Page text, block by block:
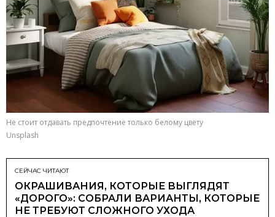
Не стоит отдавать предпочтение только белому цвету
Unsplash
СЕЙЧАС ЧИТАЮТ
ОКРАШИВАНИЯ, КОТОРЫЕ ВЫГЛЯДЯТ
«ДОРОГО»: СОБРАЛИ ВАРИАНТЫ, КОТОРЫЕ
НЕ ТРЕБУЮТ СЛОЖНОГО УХОДА